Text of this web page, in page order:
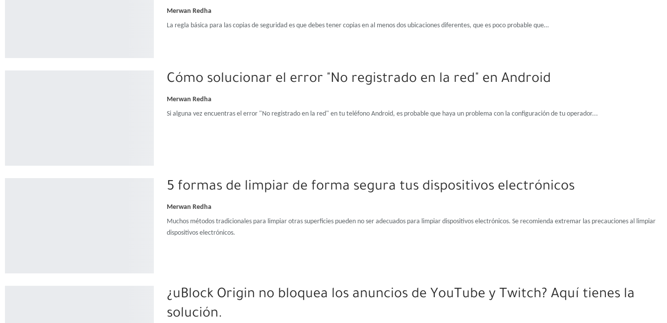
Merwan Redha
La regla básica para las copias de seguridad es que debes tener copias en al menos dos ubicaciones diferentes, que es poco probable que…
Cómo solucionar el error "No registrado en la red" en Android
Merwan Redha
Si alguna vez encuentras el error "No registrado en la red" en tu teléfono Android, es probable que haya un problema con la configuración de tu operador...
5 formas de limpiar de forma segura tus dispositivos electrónicos
Merwan Redha
Muchos métodos tradicionales para limpiar otras superficies pueden no ser adecuados para limpiar dispositivos electrónicos. Se recomienda extremar las precauciones al limpiar
dispositivos electrónicos.
¿uBlock Origin no bloquea los anuncios de YouTube y Twitch? Aquí tienes la
solución.